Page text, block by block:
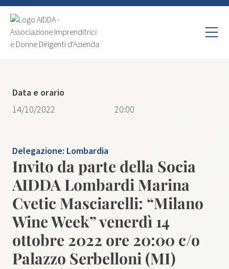
Delegazione: Lombardia
Invito da parte della Socia
AIDDA Lombardi Marina
Cvetic Masciarelli: “Milano
Wine Week” venerdì 14
ottobre 2022 ore 20:00 c/o
Palazzo Serbelloni (MI)
Data e orario
14/10/2022
20:00